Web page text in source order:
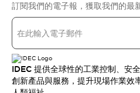
訂閱我們的電子報，獲取我們的最
IDEC 提供全球性的工業控制、安
創新產品與服務，提升現場作業效